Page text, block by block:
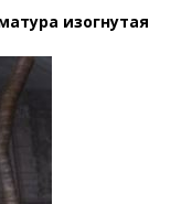
изогнутая